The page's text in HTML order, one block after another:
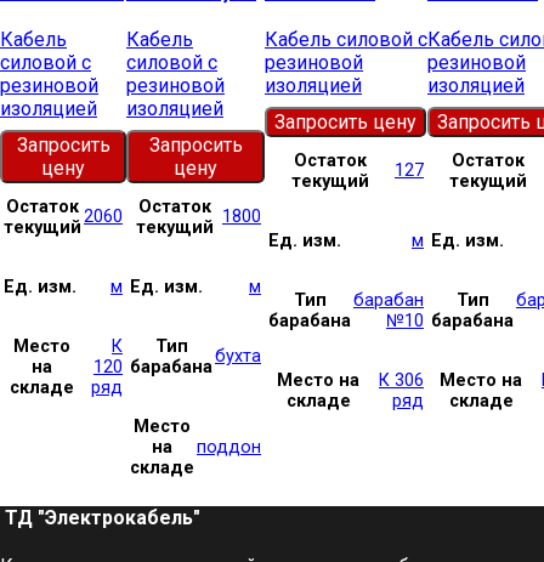
Кабель
силовой с
резиновой
изоляцией
Запросить
цену
Остаток
текущий2060
Ед. изм. м
Место
на
складе
К
120
ряд
Кабель
силовой с
резиновой
изоляцией
Запросить
цену
Остаток
текущий 1800
Ед. изм. м
Тип
барабанабухта
Место
на
складе
поддон
Кабель силовой с
резиновой
изоляцией
Запросить цену
Остаток
текущий
127
Ед. изм. м
Тип
барабана
барабан
№10
Место на
складе
К 306
ряд
Кабель
резиновой
изоляцией
Запросить
Остаток
текущий
Ед. изм.
Тип
барабана
Место на
складе
ТД "Электрокабель"​